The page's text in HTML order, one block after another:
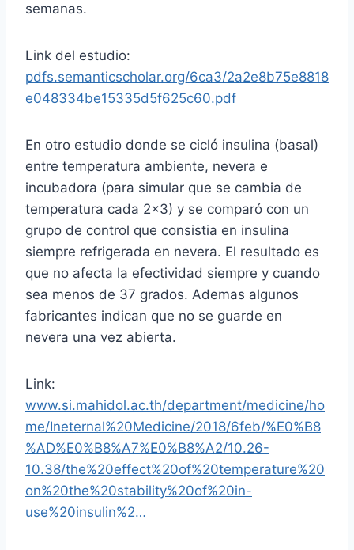
semanas.
Link del estudio:
pdfs.semanticscholar.org/6ca3/2a2e8b75e8818
e048334be15335d5f625c60.pdf
En otro estudio donde se cicló insulina (basal)
entre temperatura ambiente, nevera e
incubadora (para simular que se cambia de
temperatura cada 2×3) y se comparó con un
grupo de control que consistia en insulina
siempre refrigerada en nevera. El resultado es
que no afecta la efectividad siempre y cuando
sea menos de 37 grados. Ademas algunos
fabricantes indican que no se guarde en
nevera una vez abierta.
Link:
www.si.mahidol.ac.th/department/medicine/ho
me/Ineternal%20Medicine/2018/6feb/%E0%B8
%AD%E0%B8%A7%E0%B8%A2/10.26-
10.38/the%20effect%20of%20temperature%20
on%20the%20stability%20of%20in-
use%20insulin%2…